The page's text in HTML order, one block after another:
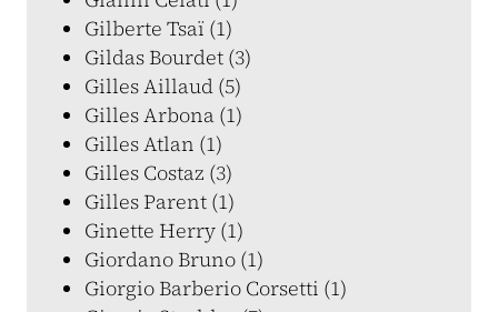
Gilberte Tsaï (1)
Gildas Bourdet (3)
Gilles Aillaud (5)
Gilles Arbona (1)
Gilles Atlan (1)
Gilles Costaz (3)
Gilles Parent (1)
Ginette Herry (1)
Giordano Bruno (1)
Giorgio Barberio Corsetti (1)